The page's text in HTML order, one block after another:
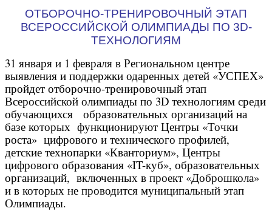
ОТБОРОЧНО-ТРЕНИРОВОЧНЫЙ ЭТАП
ВСЕРОССИЙСКОЙ ОЛИМПИАДЫ ПО 3D-
ТЕХНОЛОГИЯМ
31 января и 1 февраля в Региональном центре
выявления и поддержки одаренных детей «УСПЕХ»
пройдет отборочно-тренировочный этап
Всероссийской олимпиады по 3D технологиям среди
обучающихся образовательных организаций на
базе которых функционируют Центры «Точки
роста» цифрового и технического профилей,
детские технопарки «Кванториум», Центры
цифрового образования «IT-куб», образовательных
организаций, включенных в проект «Доброшкола»
и в которых не проводится муниципальный этап
Олимпиады.